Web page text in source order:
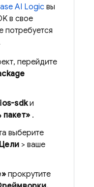
AI Logic вы
в свое
потребуется
перейдите
sdkи
пакет» .
выберите
Цели > ваше
прокрутите